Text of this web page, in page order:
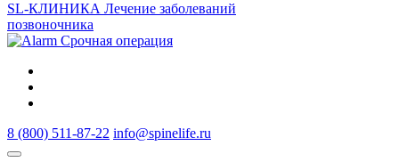
SL-КЛИНИКА Лечение заболеваний
позвоночника
Срочная операция
8 (800) 511-87-22 info@spinelife.ru